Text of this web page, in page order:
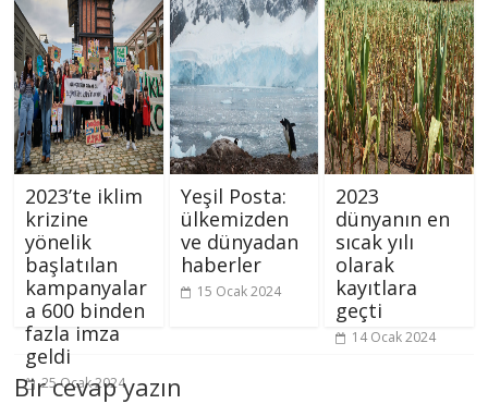
2023’te iklim
krizine
yönelik
başlatılan
kampanyalar
a 600 binden
fazla imza
geldi
25 Ocak 2024
Yeşil Posta:
ülkemizden
ve dünyadan
haberler
15 Ocak 2024
2023
dünyanın en
sıcak yılı
olarak
kayıtlara
geçti
14 Ocak 2024
Bir cevap yazın